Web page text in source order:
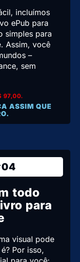
incluímos
ePub para
simples para
Assim, você
–
sem
97,00.
ASSIM QUE
todo
para
visual pode
Por isso,